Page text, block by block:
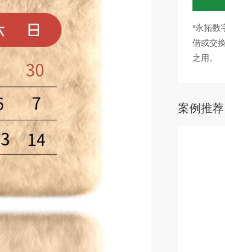
*永拓数
借或交
之用。
案例推荐